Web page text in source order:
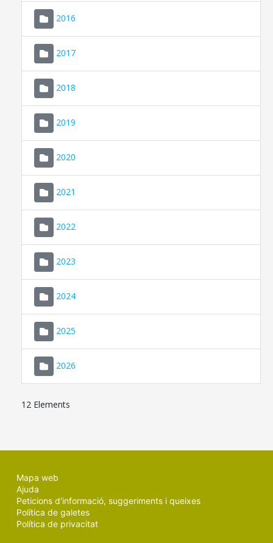
2016
2017
2018
2019
2020
2021
2022
2023
2024
2025
2026
12 Elements
Mapa web
Ajuda
Peticions d'informació, suggeriments i queixes
Política de galetes
Política de privacitat